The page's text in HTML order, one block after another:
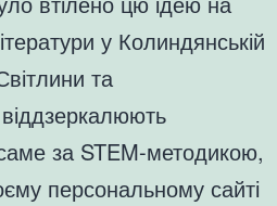
у Колиндянській
та
віддзеркалюють
за STEM-методикою,
персональному сайті